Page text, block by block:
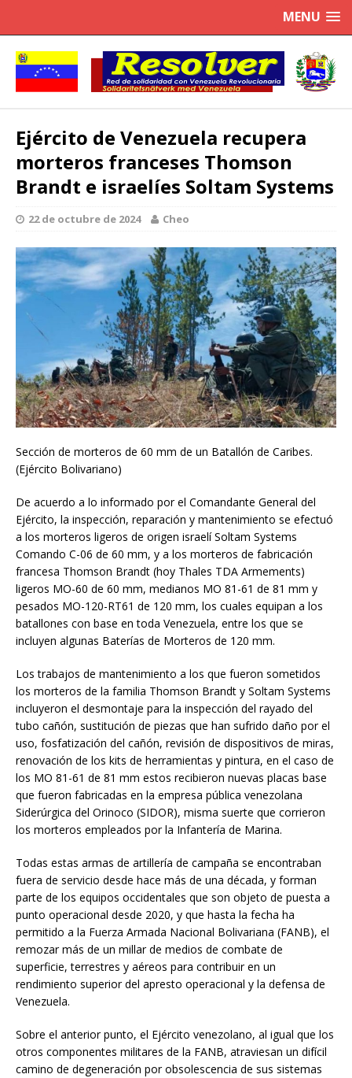
MENU
Ejército de Venezuela recupera
morteros franceses Thomson
Brandt e israelíes Soltam Systems
22 de octubre de 2024 Cheo
Sección de morteros de 60 mm de un Batallón de Caribes.
(Ejército Bolivariano)
De acuerdo a lo informado por el Comandante General del
Ejército, la inspección, reparación y mantenimiento se efectuó
a los morteros ligeros de origen israelí Soltam Systems
Comando C-06 de 60 mm, y a los morteros de fabricación
francesa Thomson Brandt (hoy Thales TDA Armements)
ligeros MO-60 de 60 mm, medianos MO 81-61 de 81 mm y
pesados MO-120-RT61 de 120 mm, los cuales equipan a los
batallones con base en toda Venezuela, entre los que se
incluyen algunas Baterías de Morteros de 120 mm.
Los trabajos de mantenimiento a los que fueron sometidos
los morteros de la familia Thomson Brandt y Soltam Systems
incluyeron el desmontaje para la inspección del rayado del
tubo cañón, sustitución de piezas que han sufrido daño por el
uso, fosfatización del cañón, revisión de dispositivos de miras,
renovación de los kits de herramientas y pintura, en el caso de
los MO 81-61 de 81 mm estos recibieron nuevas placas base
que fueron fabricadas en la empresa pública venezolana
Siderúrgica del Orinoco (SIDOR), misma suerte que corrieron
los morteros empleados por la Infantería de Marina.
Todas estas armas de artillería de campaña se encontraban
fuera de servicio desde hace más de una década, y forman
parte de los equipos occidentales que son objeto de puesta a
punto operacional desde 2020, y que hasta la fecha ha
permitido a la Fuerza Armada Nacional Bolivariana (FANB), el
remozar más de un millar de medios de combate de
superficie, terrestres y aéreos para contribuir en un
rendimiento superior del apresto operacional y la defensa de
Venezuela.
Sobre el anterior punto, el Ejército venezolano, al igual que los
otros componentes militares de la FANB, atraviesan un difícil
camino de degeneración por obsolescencia de sus sistemas